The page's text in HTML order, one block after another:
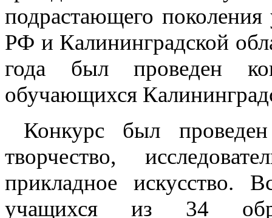
подрастающего
РФ и Калининградской
года был проведен
обучающихся
Конкурс был
творчество,
прикладное искусство.
учащихся из 34